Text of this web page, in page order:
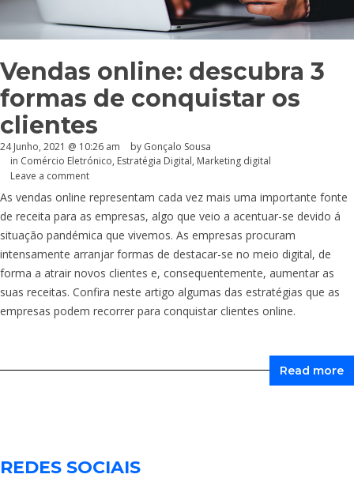
Vendas online: descubra 3
formas de conquistar os
clientes
24 Junho, 2021 @ 10:26 am by Gonçalo Sousa
in Comércio Eletrónico, Estratégia Digital, Marketing digital
Leave a comment
As vendas online representam cada vez mais uma importante fonte
de receita para as empresas, algo que veio a acentuar-se devido á
situação pandémica que vivemos. As empresas procuram
intensamente arranjar formas de destacar-se no meio digital, de
forma a atrair novos clientes e, consequentemente, aumentar as
suas receitas. Confira neste artigo algumas das estratégias que as
empresas podem recorrer para conquistar clientes online.
Read more
REDES SOCIAIS